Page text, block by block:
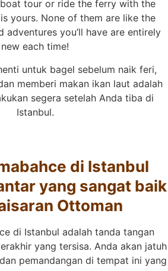
tour or ride the ferry with the
yours. None of them are like the
adventures you’ll have are entirely
new each time!
untuk bagel sebelum naik feri,
memberi makan ikan laut adalah
segera setelah Anda tiba di
Istanbul.
di Istanbul
yang sangat baik
Ottoman
di Istanbul adalah tanda tangan
yang tersisa. Anda akan jatuh
pemandangan di tempat ini yang